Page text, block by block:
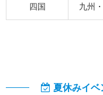
四国 九州
夏休みイ